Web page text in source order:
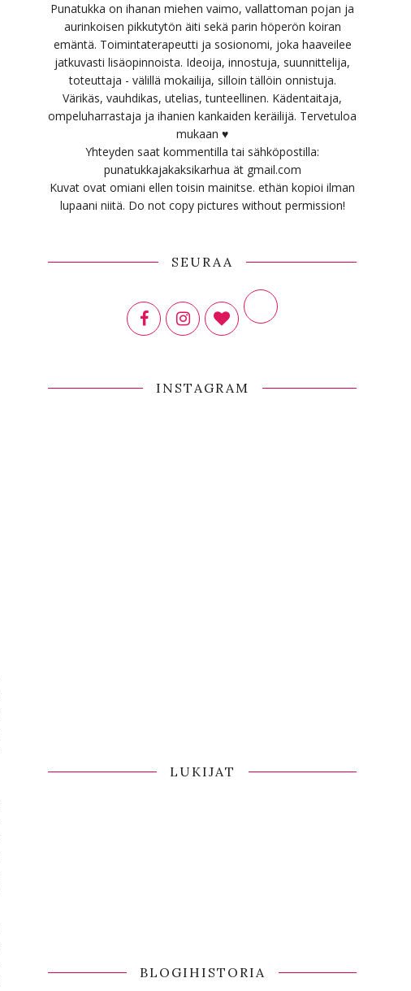
Punatukka on ihanan miehen vaimo, vallattoman pojan ja
aurinkoisen pikkutytön äiti sekä parin höperön koiran
emäntä. Toimintaterapeutti ja sosionomi, joka haaveilee
jatkuvasti lisäopinnoista. Ideoija, innostuja, suunnittelija,
toteuttaja - välillä mokailija, silloin tällöin onnistuja.
Värikäs, vauhdikas, utelias, tunteellinen. Kädentaitaja,
ompeluharrastaja ja ihanien kankaiden keräilijä. Tervetuloa
mukaan ♥
Yhteyden saat kommentilla tai sähköpostilla:
punatukkajakaksikarhua ät gmail.com
Kuvat ovat omiani ellen toisin mainitse. ethän kopioi ilman
lupaani niitä. Do not copy pictures without permission!
SEURAA
INSTAGRAM
LUKIJAT
BLOGIHISTORIA